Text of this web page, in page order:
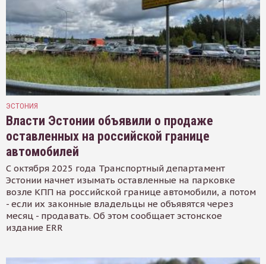
ЭСТОНИЯ
Власти Эстонии объявили о продаже
оставленных на российской границе
автомобилей
С октября 2025 года Транспортный департамент
Эстонии начнет изымать оставленные на парковке
возле КПП на российской границе автомобили, а потом
- если их законные владельцы не объявятся через
месяц - продавать. Об этом сообщает эстонское
издание ERR